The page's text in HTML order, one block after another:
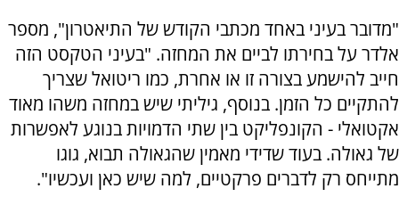
"מדובר בעיני באחד מכתבי הקודש של התיאטרון", מספר
אלדר על בחירתו לביים את המחזה. "בעיני הטקסט הזה
חייב להישמע בצורה זו או אחרת, כמו ריטואל שצריך
להתקיים כל הזמן. בנוסף, גיליתי שיש במחזה משהו מאוד
אקטואלי - הקונפליקט בין שתי הדמויות בנוגע לאפשרות
של גאולה. בעוד שדידי מאמין שהגאולה תבוא, גוגו
מתייחס רק לדברים פרקטיים, למה שיש כאן ועכשיו".